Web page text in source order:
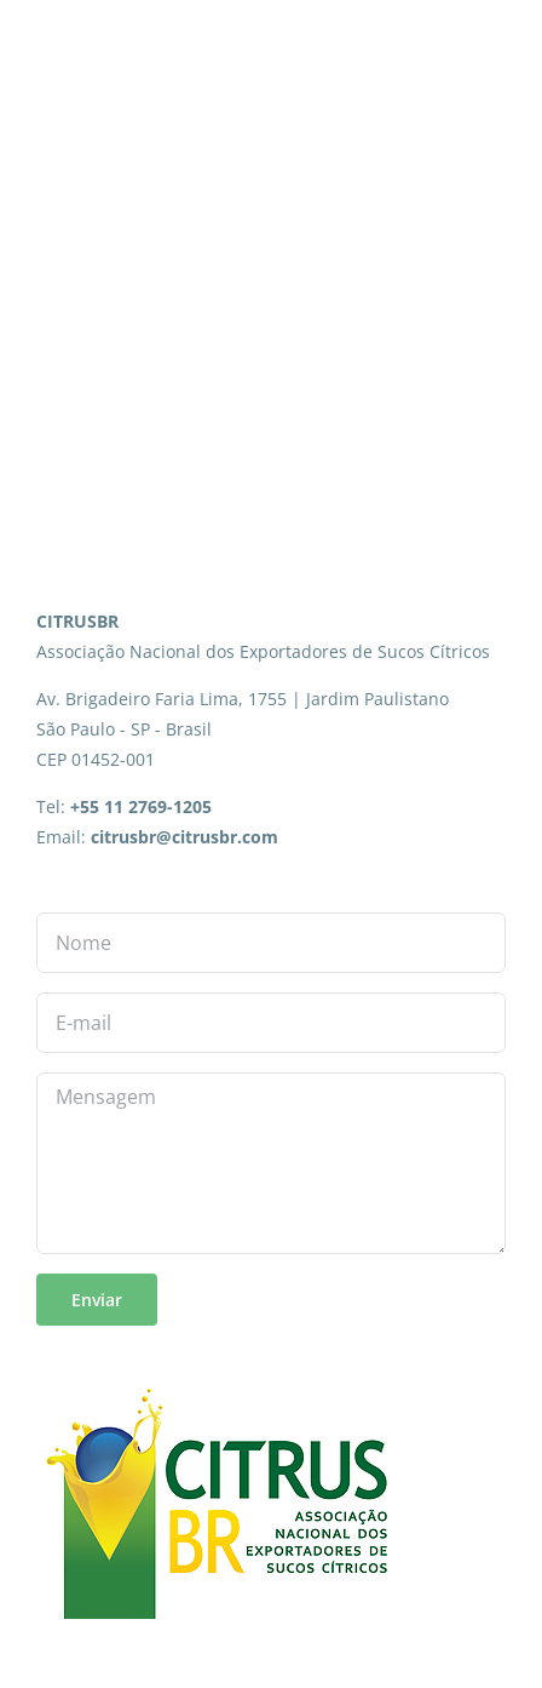
CITRUSBR
Associação Nacional dos Exportadores de Sucos Cítricos
Av. Brigadeiro Faria Lima, 1755 | Jardim Paulistano
São Paulo - SP - Brasil
CEP 01452-001
Tel: +55 11 2769-1205
Email: citrusbr@citrusbr.com